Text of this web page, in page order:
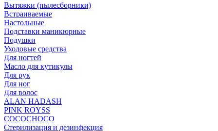
Вытяжки (пылесборники)
Встраиваемые
Настольные
Подставки маникюрные
Подушки
Уходовые средства
Для ногтей
Масло для кутикулы
Для рук
Для ног
Для волос
ALAN HADASH
PINK ROYSS
COCOCHOCO
Стерилизация и дезинфекция